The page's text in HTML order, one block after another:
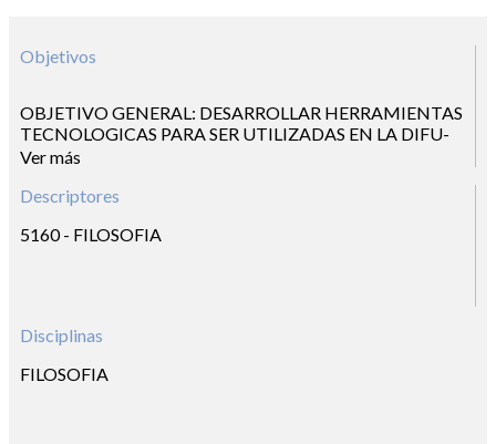
Objetivos
OBJETIVO GENERAL: DESARROLLAR HERRAMIENTAS
TECNOLOGICAS PARA SER UTILIZADAS EN LA DIFU-
SION Y CONSTRUCCION DEL CONOCIMIENTO CON
PRODUCIR HERRAMIENTAS TECNOLOGICAS PARA
AREA DE LA FILOSOFIA. PROPICIAR UNA VISION
Ver más
Descriptores
5160 - FILOSOFIA
Disciplinas
FILOSOFIA